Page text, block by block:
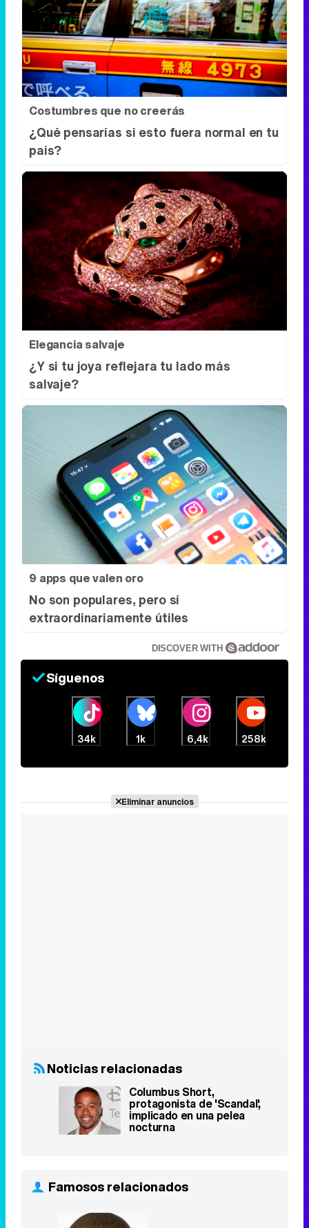
Costumbres que no creerás
¿Qué pensarías si esto fuera normal en tu
país?
Elegancia salvaje
¿Y si tu joya reflejara tu lado más
salvaje?
9 apps que valen oro
No son populares, pero sí
extraordinariamente útiles
DISCOVER WITH
Síguenos
6,4k 258k
Eliminar anuncios
Famosos relacionados